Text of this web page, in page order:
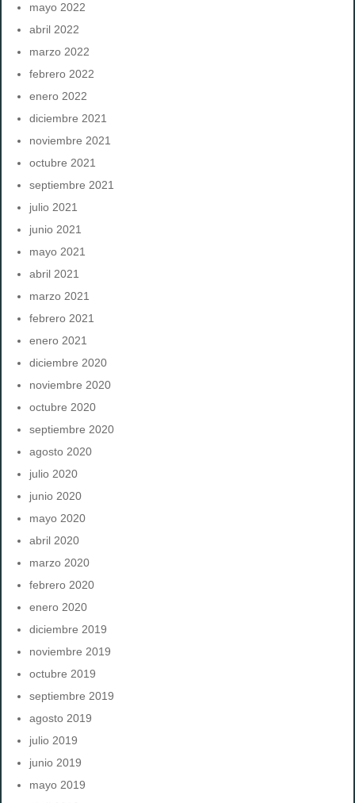
mayo 2022
abril 2022
marzo 2022
febrero 2022
enero 2022
diciembre 2021
noviembre 2021
octubre 2021
septiembre 2021
julio 2021
junio 2021
mayo 2021
abril 2021
marzo 2021
febrero 2021
enero 2021
diciembre 2020
noviembre 2020
octubre 2020
septiembre 2020
agosto 2020
julio 2020
junio 2020
mayo 2020
abril 2020
marzo 2020
febrero 2020
enero 2020
diciembre 2019
noviembre 2019
octubre 2019
septiembre 2019
agosto 2019
julio 2019
junio 2019
mayo 2019